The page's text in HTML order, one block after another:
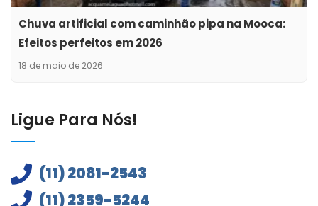
Chuva artificial com caminhão pipa na Mooca:
Efeitos perfeitos em 2026
18 de maio de 2026
Ligue Para Nós!
(11) 2081-2543
(11) 2359-5244